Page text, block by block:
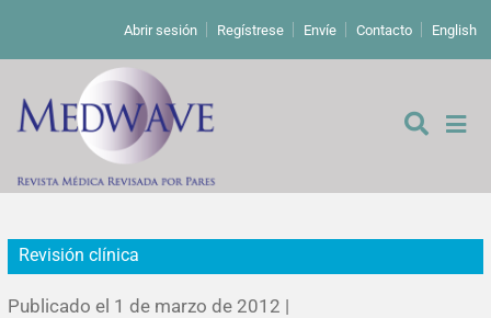
Abrir sesión Regístrese Envíe Contacto English
De los editores
Revisión clínica
Publicado el 1 de marzo de 2012 |